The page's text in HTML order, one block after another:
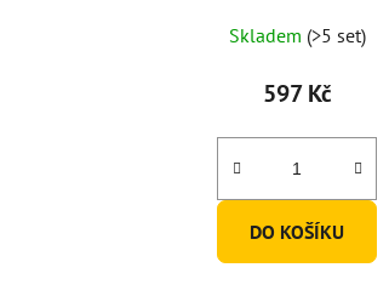
Skladem (>5 set)
597 Kč
DO KOŠÍKU